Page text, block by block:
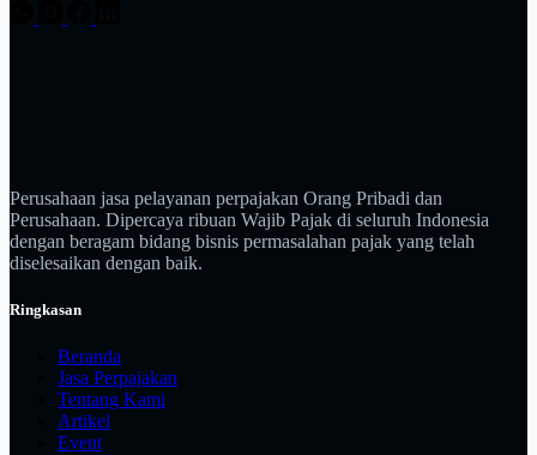
Perusahaan jasa pelayanan perpajakan Orang Pribadi dan
Perusahaan. Dipercaya ribuan Wajib Pajak di seluruh Indonesia
dengan beragam bidang bisnis permasalahan pajak yang telah
diselesaikan dengan baik.
Ringkasan
Beranda
Jasa Perpajakan
Tentang Kami
Artikel
Event